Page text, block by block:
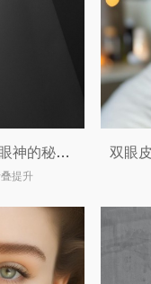
三点式双眼皮，打造精致眼神的秘密武器
提升